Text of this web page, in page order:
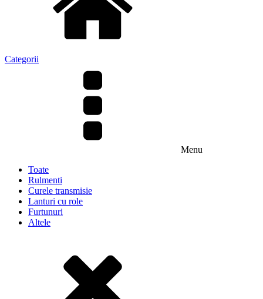
Categorii
Menu
Toate
Rulmenti
Curele transmisie
Lanturi cu role
Furtunuri
Altele